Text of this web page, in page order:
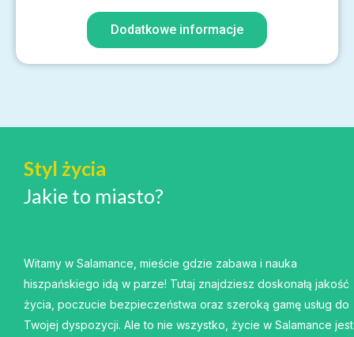
Dodatkowe informacje
Styl życia
Jakie to miasto?
Witamy w Salamance, mieście gdzie zabawa i nauka
hiszpańskiego idą w parze! Tutaj znajdziesz doskonałą jakość
życia, poczucie bezpieczeństwa oraz szeroką gamę usług do
Twojej dyspozycji. Ale to nie wszystko, życie w Salamance jest